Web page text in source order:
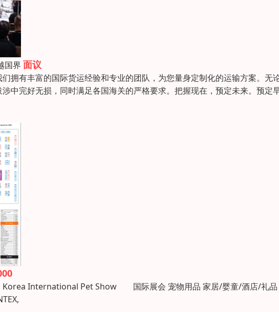
国界 面议
拥有丰富的国际货运经验和专业的团队，为您量身定制化的运输方案。无
中完好无损，同时满足各国海关的严格要求。把握现在，预定未来。预定
International Pet Show 国际展会 宠物用品 家居/婴童/酒店/